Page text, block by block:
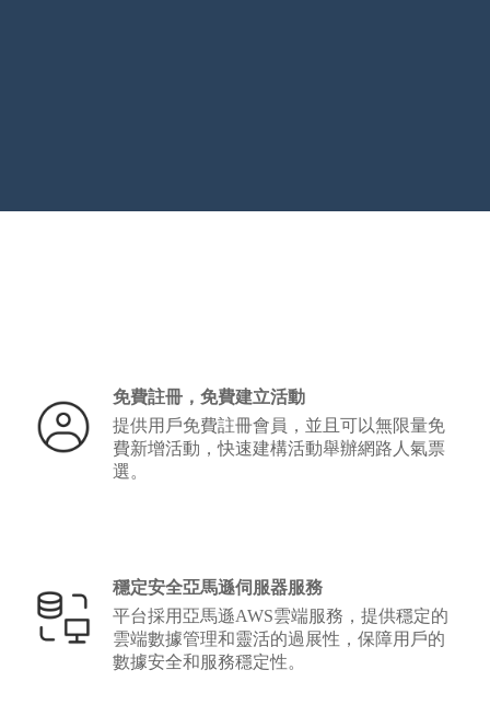
免費註冊，免費建立活動
提供用戶免費註冊會員，並且可以無限量免
費新增活動，快速建構活動舉辦網路人氣票
選。
穩定安全亞馬遜伺服器服務
平台採用亞馬遜AWS雲端服務，提供穩定的
雲端數據管理和靈活的過展性，保障用戶的
數據安全和服務穩定性。